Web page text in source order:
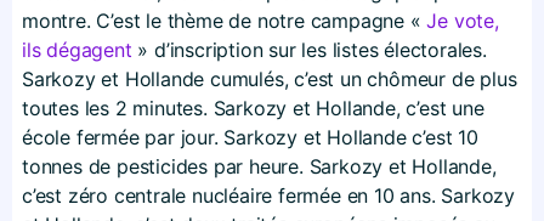
montre. C’est le thème de notre campagne «Je vote,
ils dégagent » d’inscription sur les listes électorales.
Sarkozy et Hollande cumulés, c’est un chômeur de plus
toutes les 2 minutes. Sarkozy et Hollande, c’est une
école fermée par jour. Sarkozy et Hollande c’est 10
tonnes de pesticides par heure. Sarkozy et Hollande,
c’est zéro centrale nucléaire fermée en 10 ans. Sarkozy